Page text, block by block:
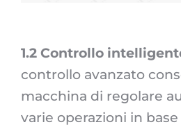
1.2 Controllo
controllo avanzato
macchina di regolare
varie operazioni in